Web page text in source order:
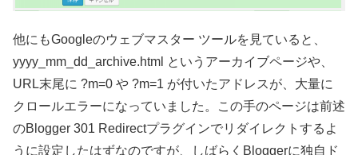
他にもGoogleのウェブマスター ツールを見ていると、
yyyy_mm_dd_archive.html というアーカイブページや、
URL末尾に ?m=0 や ?m=1 が付いたアドレスが、大量に
クロールエラーになっていました。この手のページは前述
のBlogger 301 Redirectプラグインでリダイレクトするよ
うに設定したはずなのですが、しばらくBloggerに独自ド